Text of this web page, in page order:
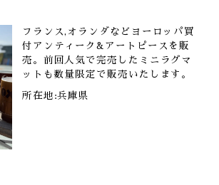
フランス,オランダなどヨーロッパ買
付アンティーク&アートピースを販
売。前回人気で完売したミニラグマ
ットも数量限定で販売いたします。
所在地:兵庫県